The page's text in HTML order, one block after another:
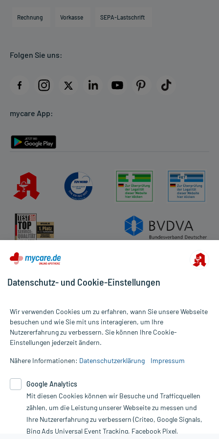
Direktabrechnung PKV
AGB
Datenschutz
Rückgabe/Widerruf
Rechnung Vorkasse SEPA-Lastschrift
Folgen Sie uns:
mycare App:
Alle Preise gelten inkl. MwSt., ggf. zzgl. Versandkosten
Informationen auf dieser Website werden ausschließlich für
die Untersuchung und Behandlung durch einen Arzt. Bitte
Therapien eingeleitet werden können. | Diese Webseite benutzt
Google Analytics. Lesen Sie bitte dazu die wichtigen Hinweise in
unserer Datenschutzerklärung. Für den Widerruf einer Bestellung
nutzen Sie das Formular:
Datenschutz- und Cookie-Einstellungen
Wir verwenden Cookies um zu erfahren, wann Sie unsere Webseite
besuchen und wie Sie mit uns interagieren, um Ihre
Nutzererfahrung zu verbessern. Sie können Ihre Cookie-
Einstellungen jederzeit ändern.
Nähere Informationen: Datenschutzerklärung Impressum
Google Analytics
Mit diesen Cookies können wir Besuche und Trafficquellen
zählen, um die Leistung unserer Webseite zu messen und
Ihre Nutzererfahrung zu verbessern (Criteo, Google Signals,
Bing Ads Universal Event Tracking, Facebook Pixel,